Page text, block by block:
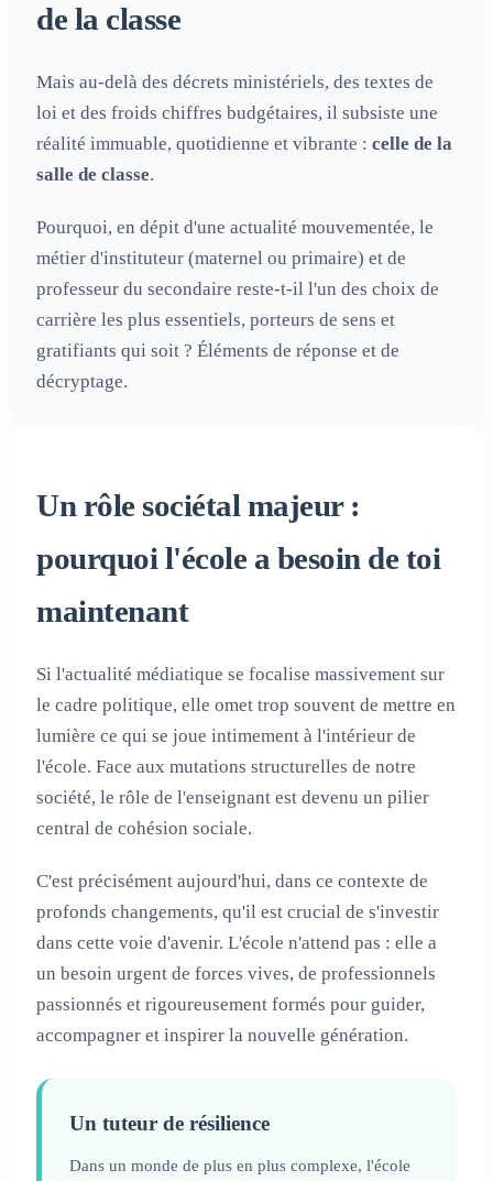
de la classe
Mais au-delà des décrets ministériels, des textes de
loi et des froids chiffres budgétaires, il subsiste une
réalité immuable, quotidienne et vibrante : celle de la
salle de classe.
Pourquoi, en dépit d'une actualité mouvementée, le
métier d'instituteur (maternel ou primaire) et de
professeur du secondaire reste-t-il l'un des choix de
carrière les plus essentiels, porteurs de sens et
gratifiants qui soit ? Éléments de réponse et de
décryptage.
Un rôle sociétal majeur :
pourquoi l'école a besoin de toi
maintenant
Si l'actualité médiatique se focalise massivement sur
le cadre politique, elle omet trop souvent de mettre en
lumière ce qui se joue intimement à l'intérieur de
l'école. Face aux mutations structurelles de notre
société, le rôle de l'enseignant est devenu un pilier
central de cohésion sociale.
C'est précisément aujourd'hui, dans ce contexte de
profonds changements, qu'il est crucial de s'investir
dans cette voie d'avenir. L'école n'attend pas : elle a
un besoin urgent de forces vives, de professionnels
passionnés et rigoureusement formés pour guider,
accompagner et inspirer la nouvelle génération.
Un tuteur de résilience
Dans un monde de plus en plus complexe, l'école